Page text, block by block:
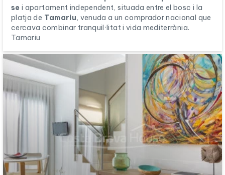
se i apartament independent, situada entre el bosc i la
platja de Tamariu, venuda a un comprador nacional que
cercava combinar tranquil·litat i vida mediterrània.
Tamariu